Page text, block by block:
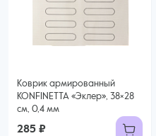
Коврик армированный
KONFINETTA «Эклер», 38×28
см, 0,4 мм
285 ₽